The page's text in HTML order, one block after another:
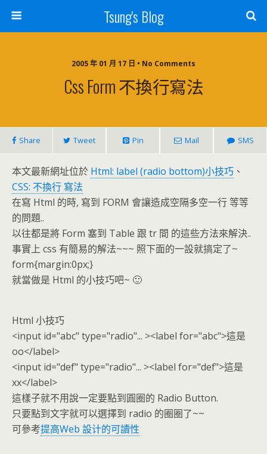
Tsung's Blog
2005 年 01 月 17 日 • No Comments
Css Form 不換行寫法
Share Tweet Pin Mail SMS
本文最新網址位於 Html: label (radio bottom)小技巧 、
CSS: 不換行 寫法
在寫 Html 的時, 寫到 FORM 會讓造成空隔多空一行 等等
的問題..
以往都是將 Form 塞到 Table 跟 tr 間 的這些方法來解決..
事實上 css 有簡易的解法~~~ 照下面的一設就搞定了~
form{margin:0px;}
就當做是 Html 的小技巧吧~ 🙂
Html 小技巧
<input id="abc" type="radio"... ><label for="abc">這是
oo</label>
<input id="def" type="radio"... ><label for="def">這是
xx</label>
這樣子就不用說一定要點到圓圈的 Radio Button.
只要點到文字就可以選擇到 radio 的圈圈了~~
可參考提高Web 設计的可讀性